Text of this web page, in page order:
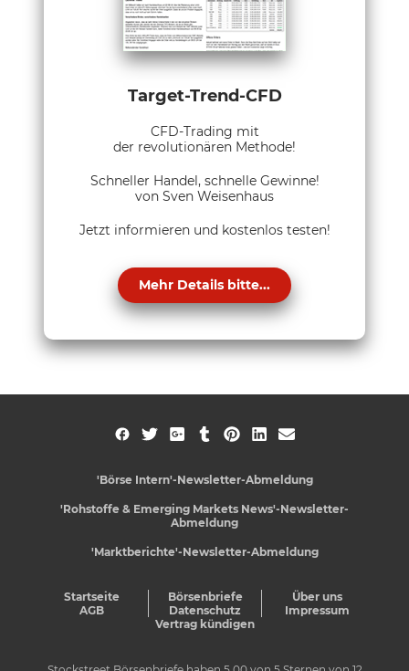
Target-Trend-CFD
CFD-Trading mit
der revolutionären Methode!
Schneller Handel, schnelle Gewinne!
von Sven Weisenhaus
Jetzt informieren und kostenlos testen!
Mehr Details bitte...
'Börse Intern'-Newsletter-Abmeldung
'Rohstoffe & Emerging Markets News'-Newsletter-
Abmeldung
'Marktberichte'-Newsletter-Abmeldung
Startseite Börsenbriefe
Über uns
AGB
Datenschutz
Impressum
Vertrag kündigen